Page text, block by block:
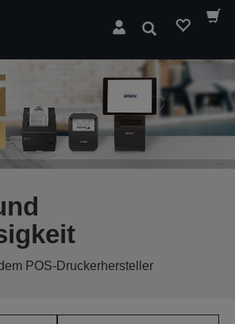
Suchen
POS-Druckerhersteller